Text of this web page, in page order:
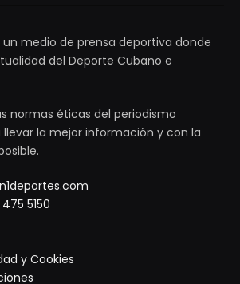
un medio de prensa deportiva donde
del Deporte Cubano e
normas éticas del periodismo
la mejor información y con la
5150
y Cookies